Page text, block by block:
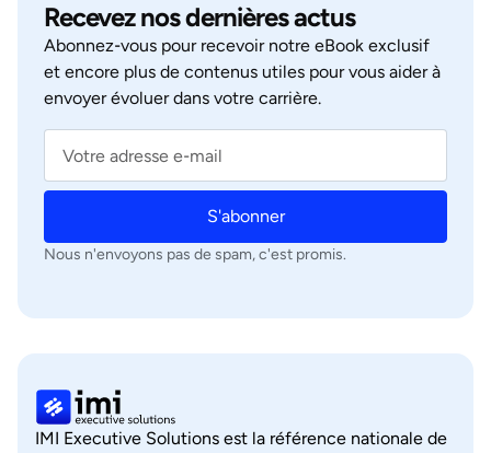
Recevez nos dernières actus
Abonnez‑vous pour recevoir notre eBook exclusif
et encore plus de contenus utiles pour vous aider à
envoyer évoluer dans votre carrière.
S'abonner
Nous n'envoyons pas de spam, c'est promis.
IMI Executive Solutions est la référence nationale de